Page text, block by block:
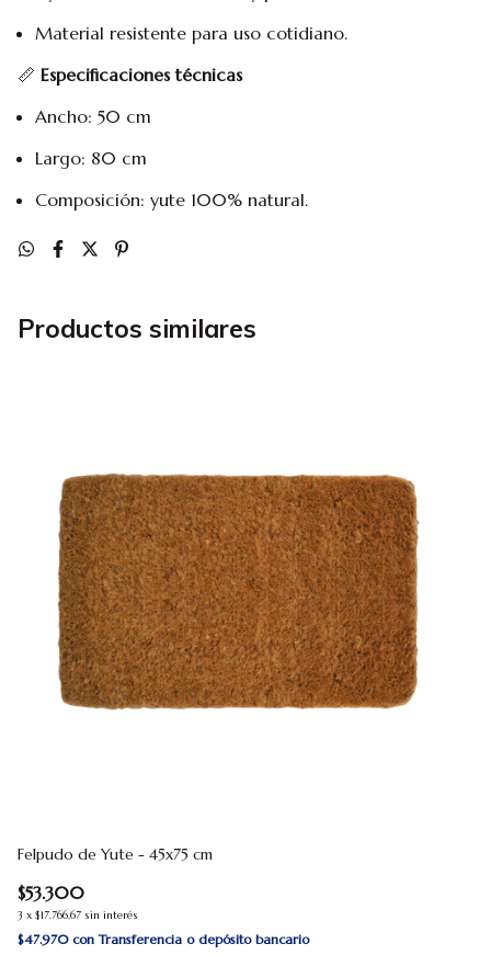
Material resistente para uso cotidiano.
📏 Especificaciones técnicas
Ancho: 50 cm
Largo: 80 cm
Composición: yute 100% natural.
Productos similares
Felpudo de Yute - 45x75 cm
$53.300
3 x $17.766,67 sin interés
$47.970 con Transferencia o depósito bancario